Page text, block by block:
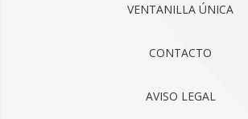
VENTANILLA ÚNICA
CONTACTO
AVISO LEGAL